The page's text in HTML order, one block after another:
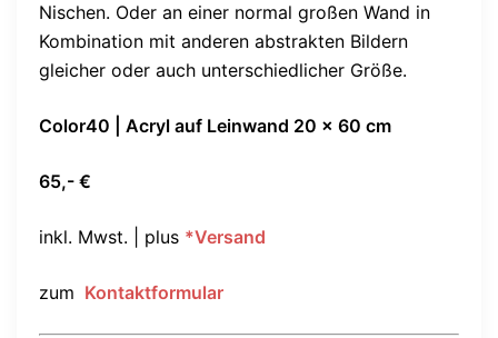
Nischen. Oder an einer normal großen Wand in
Kombination mit anderen abstrakten Bildern
gleicher oder auch unterschiedlicher Größe.
Color40 | Acryl auf Leinwand 20 x 60 cm
65,- €
inkl. Mwst. | plus *Versand
zum Kontaktformular